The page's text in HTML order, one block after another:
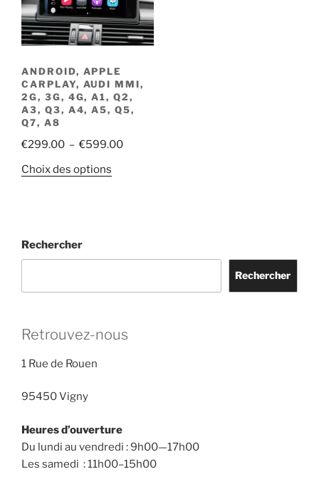
ANDROID, APPLE
CARPLAY, AUDI MMI,
2G, 3G, 4G, A1, Q2,
A3, Q3, A4, A5, Q5,
Q7, A8
€299.00 – €599.00Plage
Choix des options
sur
Rechercher
Rechercher
Retrouvez-nous
1 Rue de Rouen
95450 Vigny
Heures d’ouverture
Du lundi au vendredi : 9h00—17h00
Les samedi : 11h00–15h00